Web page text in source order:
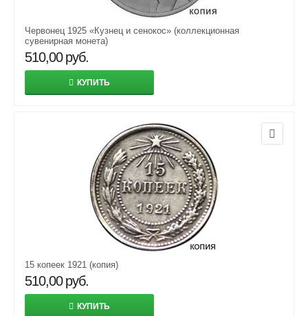
Червонец 1925 «Кузнец и сенокос» (коллекционная
сувенирная монета)
510,00 руб.
КУПИТЬ
15 копеек 1921 (копия)
510,00 руб.
КУПИТЬ